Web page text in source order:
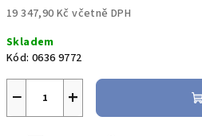
19 347,90 Kč včetně DPH
cena:
Skladem
Kód: 0636 9772
+
−